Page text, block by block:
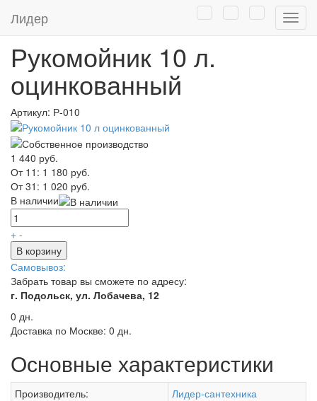
Лидер
Дачные умывальники/Рукомойники
/
Рукомойники из оцинкованного листа
Рукомойник 10 л.
оцинкованный
Артикул: Р-010
1 440 руб.
От 11: 1 180 руб.
От 31: 1 020 руб.
В наличии
+ -
В корзину
Самовывоз:
Забрать товар вы сможете по адресу:
г. Подольск, ул. Лобачева, 12
0 дн.
Доставка по Москве: 0 дн.
Основные характеристики
Производитель:
Лидер-сантехника